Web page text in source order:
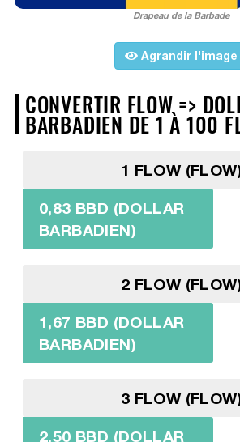
Drapeau de la Barbade
Agrandir l'image
CONVERTIR FLOW =>
BARBADIEN DE 1 À 100
1 FLOW
0,83 BBD (DOLLAR
BARBADIEN)
2 FLOW
1,67 BBD (DOLLAR
BARBADIEN)
3 FLOW
2,50 BBD (DOLLAR